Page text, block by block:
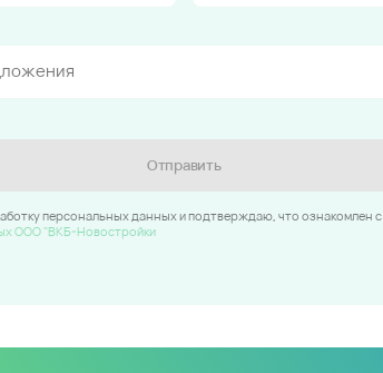
Отправить
персональных данных и подтверждаю, что ознакомлен c
ООО "ВКБ-Новостройки